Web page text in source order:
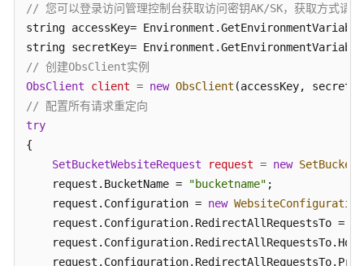
示
序
术
渠
道
快
速
入
{
    Console.WriteLine(
"ErrorCode: {0}" ,
    Console.WriteLine(
"ErrorMessage: {0}",
}
// 您可以登录访问管理控制台获取访问密钥AK/SK，获取方
string accessKey=
string secretKey=
// 创建ObsClient实例
ObsClient
client = new ObsClient
// 配置所有请求重定向
try
{
SetBucketWebsiteRequest
request = new
    request.BucketName =
"bucketname" ;
    request.Configuration =
new WebsiteConfiguration
    request.Configuration.RedirectAllRequestsTo =